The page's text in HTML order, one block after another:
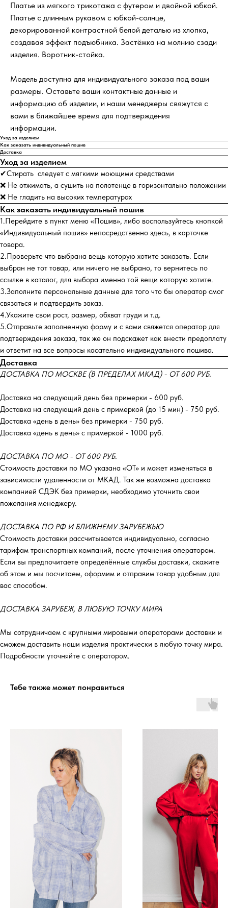
Платье из мягкого трикотажа с футером и двойной юбкой.
Платье с длинным рукавом с юбкой-солнце,
декорированной контрастной белой деталью из хлопка,
создавая эффект подъюбника. Застёжка на молнию сзади
изделия. Воротник-стойка.
Модель доступна для индивидуального заказа под ваши
размеры. Оставьте ваши контактные данные и
информацию об изделии, и наши менеджеры свяжутся с
вами в ближайшее время для подтверждения
информации.
Уход за изделием
Как заказать индивидуальный пошив
Доставка
Уход за изделием
✔Стирать следует с мягкими моющими средствами
❌ Не отжимать, а сушить на полотенце в горизонтально положении
❌ Не гладить на высоких температурах
Как заказать индивидуальный пошив
1.Перейдите в пункт меню «Пошив», либо воспользуйтесь кнопкой
«Индивидуальный пошив» непосредственно здесь, в карточке
товара.
2.Проверьте что выбрана вещь которую хотите заказать. Если
выбран не тот товар, или ничего не выбрано, то вернитесь по
ссылке в каталог, для выбора именно той вещи которую хотите.
3.Заполните персональные данные для того что бы оператор смог
связаться и подтвердить заказ.
4.Укажите свои рост, размер, обхват груди и т.д.
5.Отправьте заполненную форму и с вами свяжется оператор для
подтверждения заказа, так же он подскажет как внести предоплату
и ответит на все вопросы касательно индивидуального пошива.
Доставка
ДОСТАВКА ПО МОСКВЕ (В ПРЕДЕЛАХ МКАД) - ОТ 600 РУБ.
Доставка на следующий день без примерки - 600 руб.
Доставка на следующий день с примеркой (до 15 мин) - 750 руб.
Доставка «день в день» без примерки - 750 руб.
Доставка «день в день» с примеркой - 1000 руб.
ДОСТАВКА ПО МО - ОТ 600 РУБ.
Стоимость доставки по МО указана «ОТ»‎ и может изменяться в
зависимости удаленности от МКАД. Так же возможна доставка
компанией СДЭК без примерки, необходимо уточнить свои
пожелания менеджеру.
ДОСТАВКА ПО РФ И БЛИЖНЕМУ ЗАРУБЕЖЬЮ
Стоимость доставки рассчитывается индивидуально, согласно
тарифам транспортных компаний, после уточнения оператором.
Если вы предпочитаете определённые службы доставки, скажите
об этом и мы посчитаем, оформим и отправим товар удобным для
вас способом.
ДОСТАВКА ЗАРУБЕЖ, В ЛЮБУЮ ТОЧКУ МИРА
Мы сотрудничаем с крупными мировыми операторами доставки и
сможем доставить наши изделия практически в любую точку мира.
Подробности уточняйте с оператором.
Тебе также может понравиться